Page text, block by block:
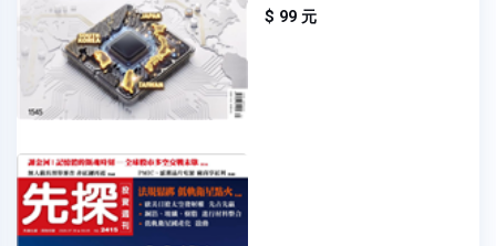
$ 99 元